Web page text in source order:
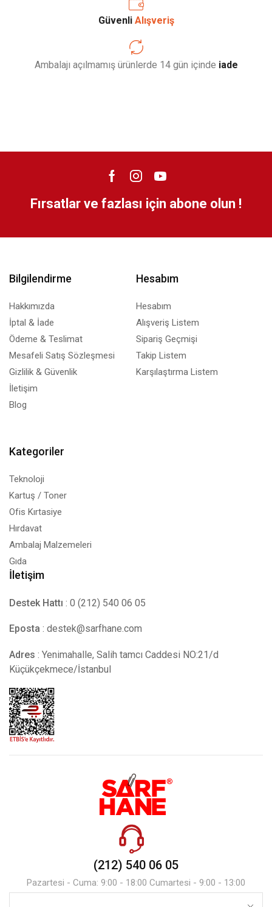
Güvenli Alışveriş
Ambalajı açılmamış ürünlerde 14 gün içinde iade
Fırsatlar ve fazlası için abone olun !
Bilgilendirme
Hakkımızda
İptal & İade
Ödeme & Teslimat
Mesafeli Satış Sözleşmesi
Gizlilik & Güvenlik
İletişim
Blog
Hesabım
Hesabım
Alışveriş Listem
Sipariş Geçmişi
Takip Listem
Karşılaştırma Listem
Kategoriler
Teknoloji
Kartuş / Toner
Ofis Kırtasiye
Hırdavat
Ambalaj Malzemeleri
Gıda
İletişim
Destek Hattı : 0 (212) 540 06 05
Eposta : destek@sarfhane.com
Adres : Yenimahalle, Salih tamcı Caddesi NO:21/d
Küçükçekmece/İstanbul
(212) 540 06 05
Pazartesi - Cuma: 9:00 - 18:00 Cumartesi - 9:00 - 13:00